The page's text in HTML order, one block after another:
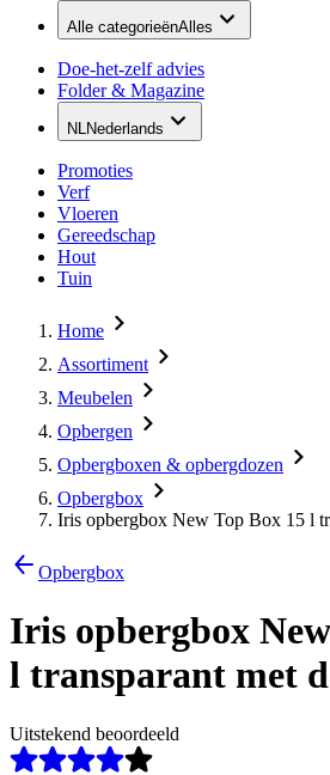
Alle categorieënAlles
Doe-het-zelf advies
Folder & Magazine
NLNederlands
Promoties
Verf
Vloeren
Gereedschap
Hout
Tuin
Home
Assortiment
Meubelen
Opbergen
Opbergboxen & opbergdozen
Opbergbox
Iris opbergbox New Top Box 15 l
Opbergbox
Iris opbergbox
l transparant met
Uitstekend beoordeeld